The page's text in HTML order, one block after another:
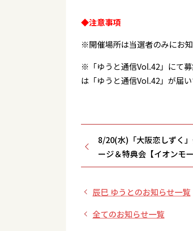
◆注意事項
※開催場所は当選者のみにお知
※「ゆうと通信Vol.42」にて
は「ゆうと通信Vol.42」が届
8/20(水)「大阪恋しずく
ージ＆特典会【イオンモ
フコート/埼玉県】
辰巳 ゆうとのお知らせ一覧
全てのお知らせ一覧